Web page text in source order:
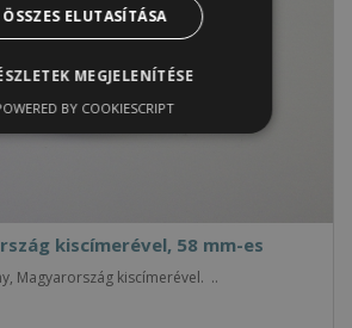
kiscímerével, 58 mm-es
Magyarország kiscímerével. ..
ÖSSZES ELUTASÍTÁSA
MEGJELENÍTÉSE
BY COOKIESCRIPT